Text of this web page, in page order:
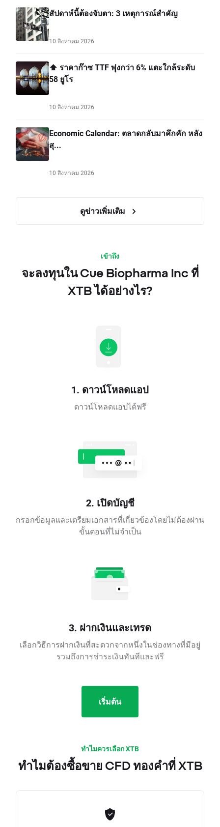
สัปดาห์นี้ต้องจับตา: 3 เหตุการณ์สำคัญ
10 สิงหาคม 2026
⬆️ ราคาก๊าซ TTF พุ่งกว่า 6% แตะใกล้ระดับ
58 ยูโร
10 สิงหาคม 2026
Economic Calendar: ตลาดกลับมาคึกคัก หลัง
สุ...
10 สิงหาคม 2026
ดูข่าวเพิ่มเติม
เข้าถึง
จะลงทุนใน Cue Biopharma Inc ที่
XTB ได้อย่างไร?
1. ดาวน์โหลดแอป
ดาวน์โหลดแอปได้ฟรี
2. เปิดบัญชี
กรอกข้อมูลและเตรียมเอกสารที่เกี่ยวข้องโดยไม่ต้องผ่าน
ขั้นตอนที่ไม่จำเป็น
3. ฝากเงินและเทรด
เลือกวิธีการฝากเงินที่สะดวกจากหนึ่งในช่องทางที่มีอยู่
รวมถึงการชำระเงินทันทีและฟรี
เริ่มต้น
ทำไมควรเลือก XTB
ทำไมต้องซื้อขาย CFD ทองคำที่ XTB